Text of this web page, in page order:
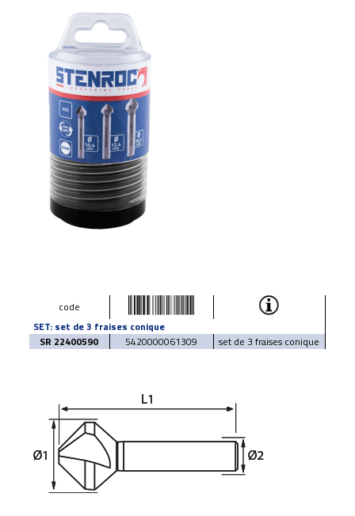
code
SET: set de 3 fraises conique
SR 22400590
5420000061309 set de 3 fraises conique